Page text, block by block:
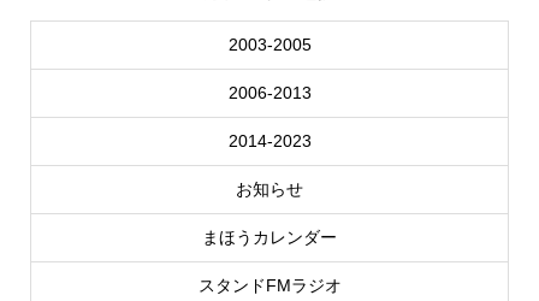
2003-2005
2006-2013
2014-2023
お知らせ
まほうカレンダー
スタンドFMラジオ